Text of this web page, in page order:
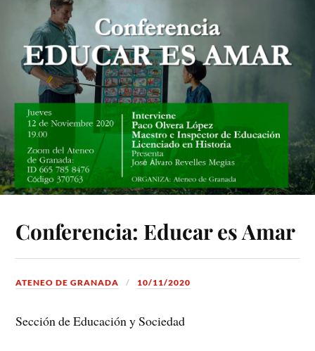
Conferencia: Educar es Amar
ATENEO DE GRANADA 10/11/2020
Sección de Educación y Sociedad